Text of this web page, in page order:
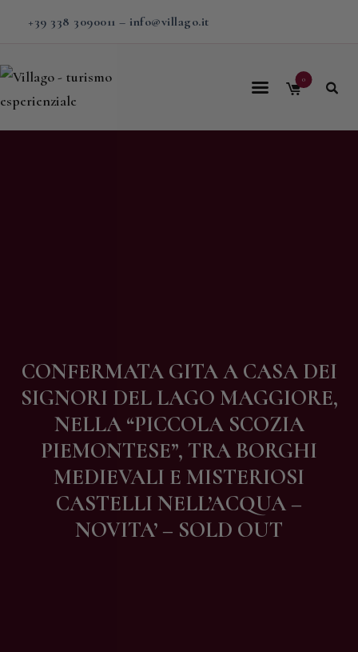
+39 338 3090011 – info@villago.it
0
CONFERMATA GITA A CASA DEI
SIGNORI DEL LAGO MAGGIORE,
NELLA “PICCOLA SCOZIA
PIEMONTESE”, TRA BORGHI
MEDIEVALI E MISTERIOSI
CASTELLI NELL’ACQUA –
NOVITA’ – SOLD OUT
Home
Contatti